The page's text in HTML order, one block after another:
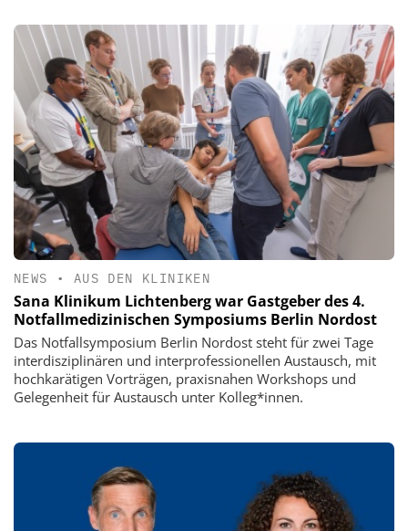
NEWS • AUS DEN KLINIKEN
Sana Klinikum Lichtenberg war Gastgeber des 4.
Notfallmedizinischen Symposiums Berlin Nordost
Das Notfallsymposium Berlin Nordost steht für zwei Tage
interdisziplinären und interprofessionellen Austausch, mit
hochkarätigen Vorträgen, praxisnahen Workshops und
Gelegenheit für Austausch unter Kolleg*innen.